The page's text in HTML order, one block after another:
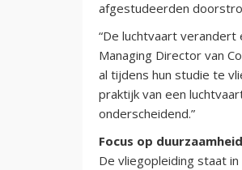
afgestudeerden
“De luchtvaart verandert
Managing Director van
al tijdens hun studie te
praktijk van een
onderscheidend.”
Focus op duurzaamheid
De vliegopleiding staat